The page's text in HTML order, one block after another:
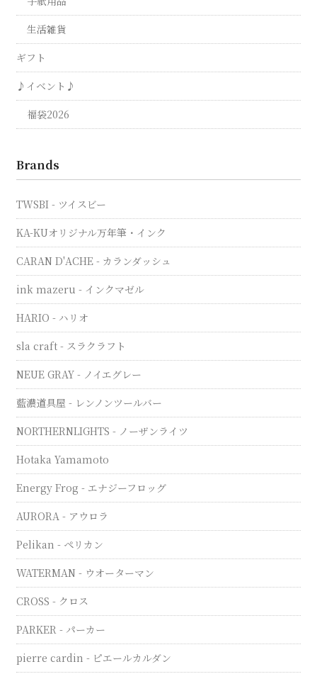
生活雑貨
ギフト
♪イベント♪
福袋2026
Brands
TWSBI - ツイスビー
KA-KUオリジナル万年筆・インク
CARAN D'ACHE - カランダッシュ
ink mazeru - インクマゼル
HARIO - ハリオ
sla craft - スラクラフト
NEUE GRAY - ノイエグレー
藍濃道具屋 - レンノンツールバー
NORTHERNLIGHTS - ノーザンライツ
Hotaka Yamamoto
Energy Frog - エナジーフロッグ
AURORA - アウロラ
Pelikan - ペリカン
WATERMAN - ウオーターマン
CROSS - クロス
PARKER - パーカー
pierre cardin - ピエールカルダン